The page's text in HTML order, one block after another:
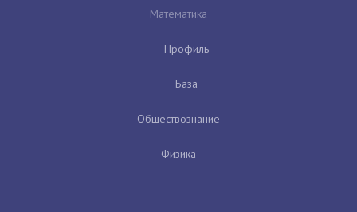
Математика
Профиль
База
Обществознание
Физика